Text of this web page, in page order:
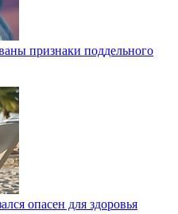
признаки поддельного
опасен для здоровья